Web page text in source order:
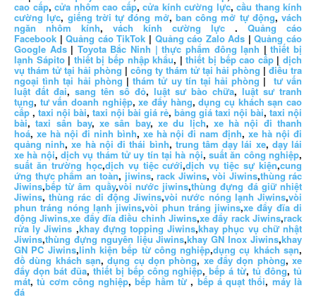
cao cấp, cửa nhôm cao cấp, cửa kính cường lực, cầu thang kính
cường lực, giếng trời tự đóng mở, ban công mở tự động, vách
ngăn nhôm kính, vách kính cường lực . Quảng cáo
Facebook |Quảng cáo TikTok | Quảng cáo Zalo Ads |Quảng cáo
Google Ads| Toyota Bắc Ninh | thực phẩm đông lạnh |thiết bị
lạnh Sápito | thiết bị bếp nhập khẩu, |thiết bị bếp cao cấp|dịch
vụ thám tử tại hải phòng | công ty thám tử tại hải phòng | điều tra
ngoại tình tại hải phòng |thám tử uy tín tại hải phòng | tư vấn
luật đất đai, sang tên sổ đỏ, luật sư bào chữa, luật sư tranh
tụng, tư vấn doanh nghiệp,xe đẩy hàng,dụng cụ khách sạn cao
cấp , taxi nội bài, taxi nội bài giá rẻ, bảng giá taxi nội bài, taxi nội
bài,taxi sân bay,xe sân bay,xe du lịch, xe hà nội đi thanh
hoá, xe hà nội đi ninh bình, xe hà nội đi nam định,xe hà nội đi
quảng ninh,xe hà nội đi thái bình, trung tâm dạy lái xe, dạy lái
xe hà nội,dịch vụ thám tử uy tín tại hà nội,suất ăn công nghiệp,
suất ăn trường học,dịch vụ tiệc cưới,dịch vụ tiệc sự kiện,cung
ứng thực phẩm an toàn, jiwins, rack Jiwins, vòi Jiwins,thùng rác
Jiwins,bếp từ âm quầy,vòi nước jiwins,thùng đựng đá giữ nhiệt
Jiwins,thùng rác di động Jiwins,vòi nước nóng lạnh Jiwins,vòi
phun tráng nóng lạnh jiwins,vòi phun tráng jiwins,xe đẩy đĩa di
động Jiwins,xe đẩy đĩa điều chỉnh Jiwins,xe đẩy rack Jiwins,rack
rửa ly Jiwins ,khay đựng topping Jiwins,khay phục vụ chữ nhật
Jiwins,thùng đựng nguyên liệu Jiwins,khay GN Inox Jiwins,khay
GN PC Jiwins,linh kiện bếp từ công nghiệp,dụng cụ khách sạn,
đồ dùng khách sạn,dụng cụ dọn phòng, xe đẩy dọn phòng,xe
đẩy dọn bát đũa, thiết bị bếp công nghiệp,bếp á từ,tủ đông,tủ
mát,tủ cơm công nghiệp,bếp hầm từ , bếp á quạt thổi, máy là
đá